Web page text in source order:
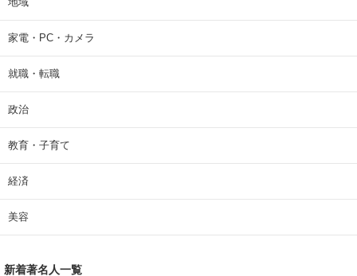
家電・PC・カメラ
就職・転職
政治
教育・子育て
経済
美容
新着著名人一覧